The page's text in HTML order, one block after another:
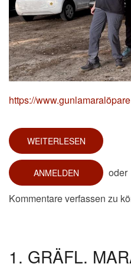
https://
WEITERLESEN ÜBER
89.
INDIVIDUAL
MARATHON
ANMELDEN oder
Kommentare verfassen zu
1. GRÄFL.